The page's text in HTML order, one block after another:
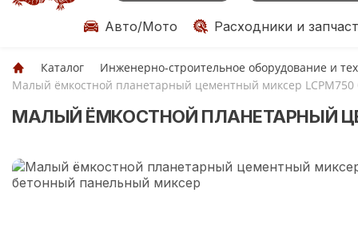
Авто/Мото Расходники и
Каталог Инженерно-строительное оборудование и
Малый ёмкостной планетарный цементный миксер
МАЛЫЙ ЁМКОСТНОЙ ПЛАНЕТАРНЫЙ